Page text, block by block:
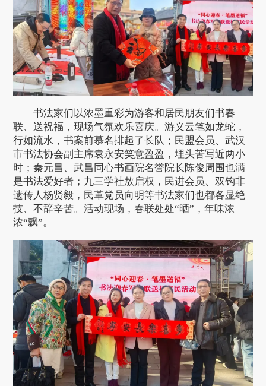
书法家们以浓墨重彩为游客和居民朋友们书春
联、送祝福，现场气氛欢乐喜庆。游义云笔如龙蛇，
行如流水，书案前慕名排起了长队；民盟会员、武汉
市书法协会副主席袁永安笑意盈盈，埋头苦写近两小
时；秦元昌、武昌同心书画院名誉院长陈俊周围也满
是书法爱好者；九三学社敖启权，民进会员、双钩非
遗传人杨贤毅，民革党员向明等书法家们也都各显绝
技、不辞辛苦。活动现场，春联处处“晒”，年味浓
浓“飘”。